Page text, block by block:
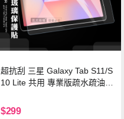
超抗刮 三星 Galaxy Tab S11/S
10 Lite 共用 專業版疏水疏油9
$299